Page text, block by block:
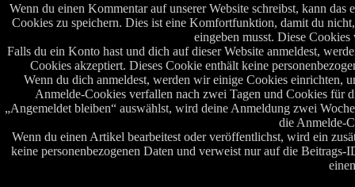
Wenn du einen Kommentar auf unserer Website schreibst, kann
Cookies zu speichern. Dies ist eine Komfortfunktion, damit du
eingeben musst. Diese
Falls du ein Konto hast und dich auf dieser Website anmeldest,
Cookies akzeptiert. Dieses Cookie enthält keine
Wenn du dich anmeldest, werden wir einige Cookies einrichten,
Anmelde-Cookies verfallen nach zwei Tagen und Cookies für
„Angemeldet bleiben“ auswählst, wird deine Anmeldung zwei
die Anmelde-
Wenn du einen Artikel bearbeitest oder veröffentlichst, wird ein
keine personenbezogenen Daten und verweist nur auf die